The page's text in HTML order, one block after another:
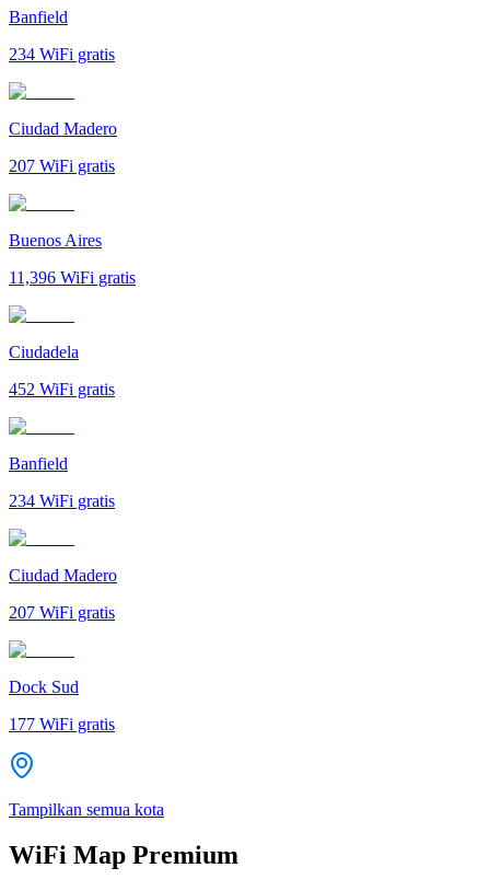
Banfield
234 WiFi gratis
Ciudad Madero
207 WiFi gratis
Buenos Aires
11,396 WiFi gratis
Ciudadela
452 WiFi gratis
Banfield
234 WiFi gratis
Ciudad Madero
207 WiFi gratis
Dock Sud
177 WiFi gratis
Tampilkan semua kota
WiFi Map Premium